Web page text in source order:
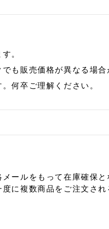
。
も販売価格が異なる場合
何卒ご理解ください。
ールをもって在庫確保と
に複数商品をご注文さ